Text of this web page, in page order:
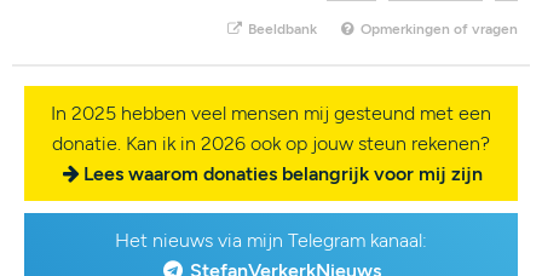
Beeldbank Opmerkingen of vragen
In 2025 hebben veel mensen mij gesteund met een
donatie. Kan ik in 2026 ook op jouw steun rekenen?
Lees waarom donaties belangrijk voor mij zijn
Het nieuws via mijn Telegram kanaal:
StefanVerkerkNieuws